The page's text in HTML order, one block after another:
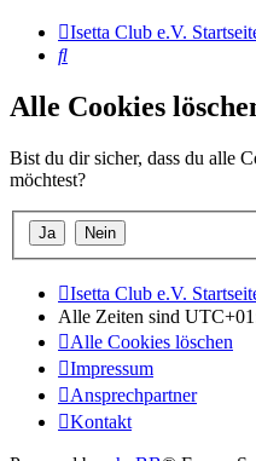
Isetta Club e.V.
Suche
Alle Cookies
Bist du dir sicher, dass du alle
möchtest?
Isetta Club e.V.
Alle Zeiten sind
Alle Cookies löschen
Impressum
Ansprechpartner
Kontakt